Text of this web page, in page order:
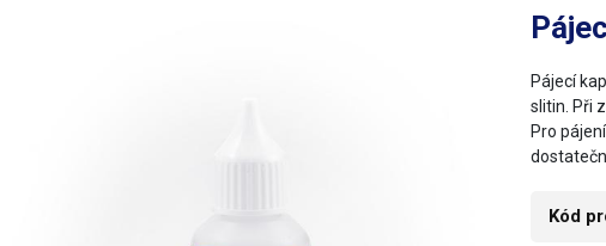
Pájecí
slitin. Při
Pro
Kód